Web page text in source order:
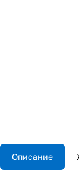
Описание